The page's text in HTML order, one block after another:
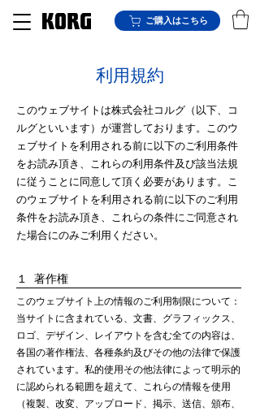
ご購入はこちら
利用規約
このウェブサイトは株式会社コルグ（以下、コ
ルグといいます）が運営しております。このウ
ェブサイトを利用される前に以下のご利用条件
をお読み頂き、これらの利用条件及び該当法規
に従うことに同意して頂く必要があります。こ
のウェブサイトを利用される前に以下のご利用
条件をお読み頂き、これらの条件にご同意され
た場合にのみご利用ください。
１ 著作権
このウェブサイト上の情報のご利用制限について：
当サイトに含まれている、文書、グラフィックス、
ロゴ、デザイン、レイアウトを含む全ての内容は、
各国の著作権法、各種条約及びその他の法律で保護
されています。私的使用その他法律によって明示的
に認められる範囲を超えて、これらの情報を使用
（複製、改変、アップロード、掲示、送信、頒布、